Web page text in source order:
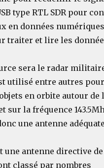
type RTL SDR pour
en données numériques
traiter et lire les
sera le radar
utilisé entre autres pour
en orbite autour de
sur la fréquence
une antenne
une antenne directive
classé par nombres